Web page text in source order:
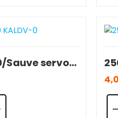
250030/Sauve servo T2M 1/10 Série 5000 1è V NEUF.